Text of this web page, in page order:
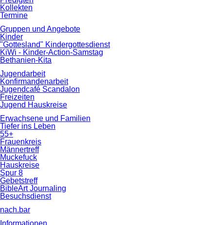
Kollekten
Termine
Gruppen und Angebote
Kinder
"Gottesland" Kindergottesdienst
KiWi - Kinder-Action-Samstag
Bethanien-Kita
Jugendarbeit
Konfirmandenarbeit
Jugendcafé Scandalon
Freizeiten
Jugend Hauskreise
Erwachsene und Familien
Tiefer ins Leben
55+
Frauenkreis
Männertreff
Muckefuck
Hauskreise
Spur 8
Gebetstreff
BibleArt Journaling
Besuchsdienst
nach.bar
Informationen